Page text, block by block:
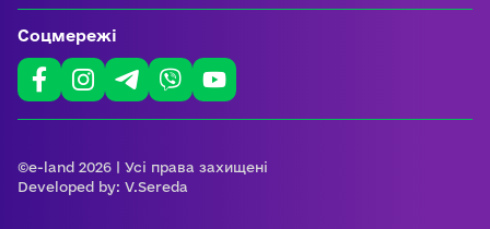
Соцмережі
©e-land 2026 | Усі права захищені
Developed by: V.Sereda